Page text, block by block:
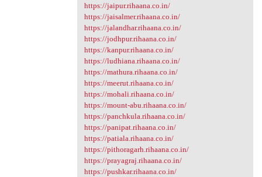
https://jaipur.rihaana.co.in/
https://jaisalmer.rihaana.co.in/
https://jalandhar.rihaana.co.in/
https://jodhpur.rihaana.co.in/
https://kanpur.rihaana.co.in/
https://ludhiana.rihaana.co.in/
https://mathura.rihaana.co.in/
https://meerut.rihaana.co.in/
https://mohali.rihaana.co.in/
https://mount-abu.rihaana.co.in/
https://panchkula.rihaana.co.in/
https://panipat.rihaana.co.in/
https://patiala.rihaana.co.in/
https://pithoragarh.rihaana.co.in/
https://prayagraj.rihaana.co.in/
https://pushkar.rihaana.co.in/